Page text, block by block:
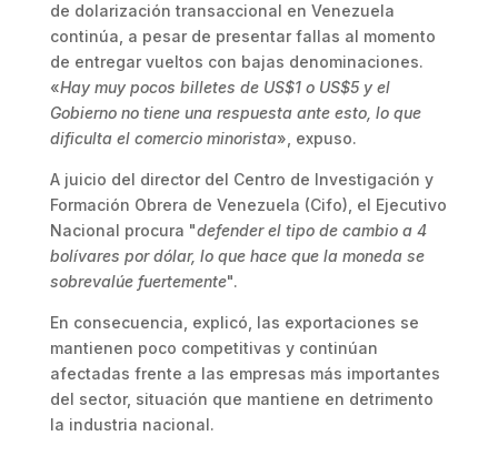
de dolarización transaccional en Venezuela
continúa, a pesar de presentar fallas al momento
de entregar vueltos con bajas denominaciones.
«Hay muy pocos billetes de US$1 o US$5 y el
Gobierno no tiene una respuesta ante esto, lo que
dificulta el comercio minorista», expuso.
A juicio del director del Centro de Investigación y
Formación Obrera de Venezuela (Cifo), el Ejecutivo
Nacional procura "defender el tipo de cambio a 4
bolívares por dólar, lo que hace que la moneda se
sobrevalúe fuertemente".
En consecuencia, explicó, las exportaciones se
mantienen poco competitivas y continúan
afectadas frente a las empresas más importantes
del sector, situación que mantiene en detrimento
la industria nacional.